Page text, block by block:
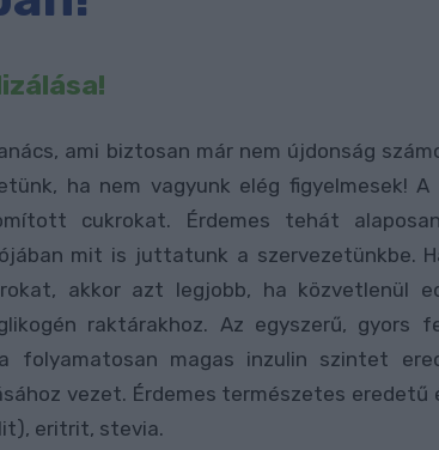
ami biztosan már nem újdonság
ha nem vagyunk elég figyelmesek!
cukrokat. Érdemes tehát
mit is juttatunk a szervezetünkbe.
akkor azt legjobb, ha közvetlenül
raktárakhoz. Az egyszerű, gyors
folyamatosan magas inzulin szintet
vezet. Érdemes természetes eredetű
eritrit, stevia.